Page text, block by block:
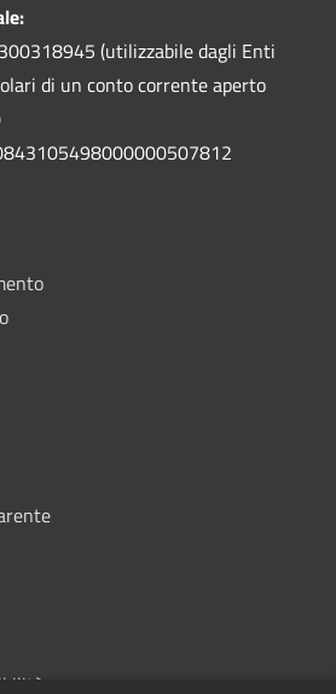
(utilizzabile dagli Enti
di un conto corrente aperto